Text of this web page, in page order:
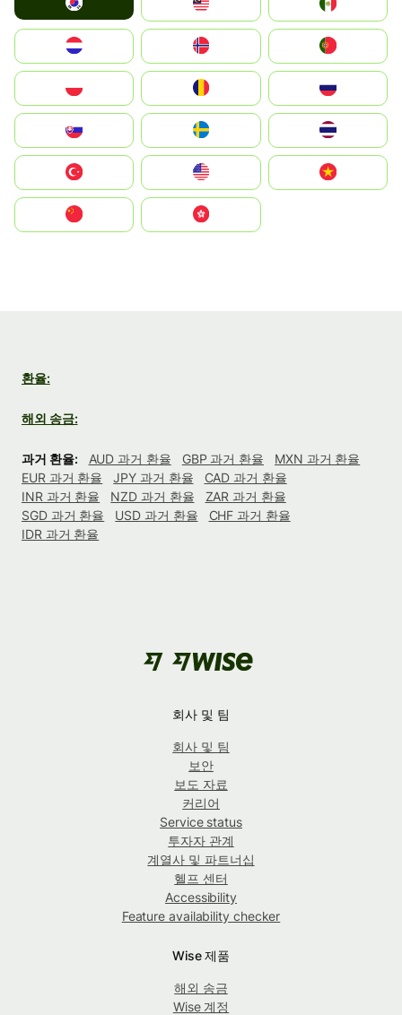
United States
中國香港特別行政區
환율:
해외 송금:
과거 환율: AUD 과거 환율 GBP 과거 환율
MXN 과거 환율
EUR 과거 환율
JPY 과거 환율
CAD 과거 환율
INR 과거 환율
NZD 과거 환율
ZAR 과거 환율
SGD 과거 환율
USD 과거 환율
CHF 과거 환율
IDR 과거 환율
회사 및 팀
회사 및 팀
보안
보도 자료
커리어
Service status
투자자 관계
계열사 및 파트너십
헬프 센터
Accessibility
Feature availability checker
Wise 제품
해외 송금
Wise 계정